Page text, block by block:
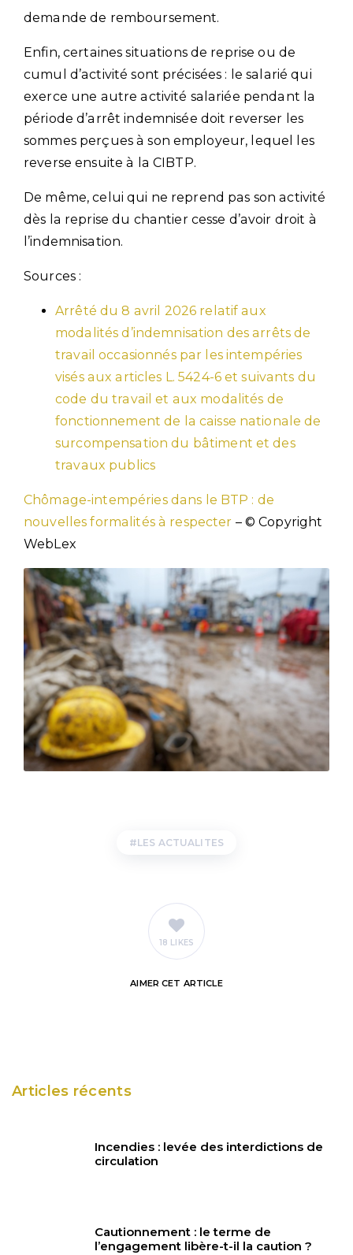
demande de remboursement.
Enfin, certaines situations de reprise ou de
cumul d’activité sont précisées : le salarié qui
exerce une autre activité salariée pendant la
période d’arrêt indemnisée doit reverser les
sommes perçues à son employeur, lequel les
reverse ensuite à la CIBTP.
De même, celui qui ne reprend pas son activité
dès la reprise du chantier cesse d’avoir droit à
l’indemnisation.
Sources :
Arrêté du 8 avril 2026 relatif aux
modalités d’indemnisation des arrêts de
travail occasionnés par les intempéries
visés aux articles L. 5424-6 et suivants du
code du travail et aux modalités de
fonctionnement de la caisse nationale de
surcompensation du bâtiment et des
travaux publics
Chômage-intempéries dans le BTP : de
nouvelles formalités à respecter – © Copyright
WebLex
LES ACTUALITES
18 LIKES
AIMER CET ARTICLE
Articles récents
Incendies : levée des interdictions de
circulation
Cautionnement : le terme de
l’engagement libère-t-il la caution ?